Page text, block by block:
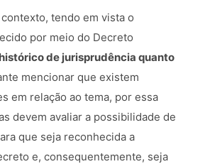
tendo em vista o
por meio do Decreto
histórico de jurisprudência quanto
mencionar que existem
em relação ao tema, por essa
devem avaliar a possibilidade de
que seja reconhecida a
e, consequentemente, seja